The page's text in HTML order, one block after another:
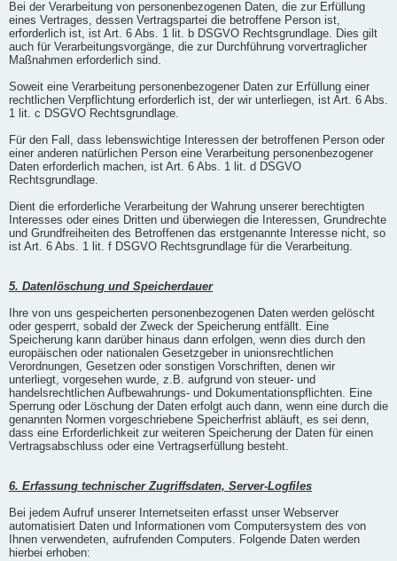
Bei der Verarbeitung von personenbezogenen Daten, die zur Erfüllung
eines Vertrages, dessen Vertragspartei die betroffene Person ist,
erforderlich ist, ist Art. 6 Abs. 1 lit. b DSGVO Rechtsgrundlage. Dies gilt
auch für Verarbeitungsvorgänge, die zur Durchführung vorvertraglicher
Maßnahmen erforderlich sind.
Soweit eine Verarbeitung personenbezogener Daten zur Erfüllung einer
rechtlichen Verpflichtung erforderlich ist, der wir unterliegen, ist Art. 6 Abs.
1 lit. c DSGVO Rechtsgrundlage.
Für den Fall, dass lebenswichtige Interessen der betroffenen Person oder
einer anderen natürlichen Person eine Verarbeitung personenbezogener
Daten erforderlich machen, ist Art. 6 Abs. 1 lit. d DSGVO
Rechtsgrundlage.
Dient die erforderliche Verarbeitung der Wahrung unserer berechtigten
Interesses oder eines Dritten und überwiegen die Interessen, Grundrechte
und Grundfreiheiten des Betroffenen das erstgenannte Interesse nicht, so
ist Art. 6 Abs. 1 lit. f DSGVO Rechtsgrundlage für die Verarbeitung.
5. Datenlöschung und Speicherdauer
Ihre von uns gespeicherten personenbezogenen Daten werden gelöscht
oder gesperrt, sobald der Zweck der Speicherung entfällt. Eine
Speicherung kann darüber hinaus dann erfolgen, wenn dies durch den
europäischen oder nationalen Gesetzgeber in unionsrechtlichen
Verordnungen, Gesetzen oder sonstigen Vorschriften, denen wir
unterliegt, vorgesehen wurde, z.B. aufgrund von steuer- und
handelsrechtlichen Aufbewahrungs- und Dokumentationspflichten. Eine
Sperrung oder Löschung der Daten erfolgt auch dann, wenn eine durch die
genannten Normen vorgeschriebene Speicherfrist abläuft, es sei denn,
dass eine Erforderlichkeit zur weiteren Speicherung der Daten für einen
Vertragsabschluss oder eine Vertragserfüllung besteht.
6. Erfassung technischer Zugriffsdaten, Server-Logfiles
Bei jedem Aufruf unserer Internetseiten erfasst unser Webserver
automatisiert Daten und Informationen vom Computersystem des von
Ihnen verwendeten, aufrufenden Computers. Folgende Daten werden
hierbei erhoben: